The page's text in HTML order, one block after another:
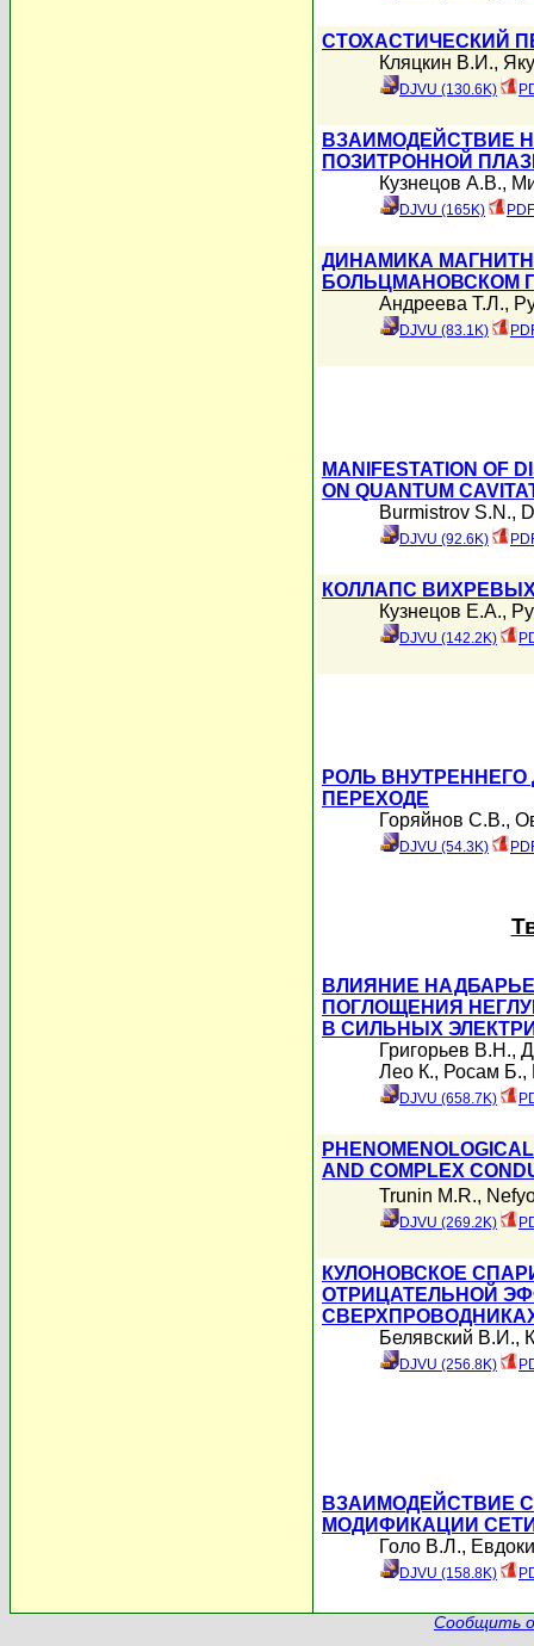
СТОХАСТИЧЕСКИЙ
Кляцкин В.И.,
DJVU (130.6K)
ВЗАИМОДЕЙСТВИЕ
ПОЗИТРОННОЙ
Кузнецов А.В.,
DJVU (165K)
ДИНАМИКА
БОЛЬЦМАНОВСКОМ
Андреева Т.Л.,
DJVU (83.1K)
MANIFESTATION OF
ON QUANTUM
Burmistrov S.N.,
DJVU (92.6K)
КОЛЛАПС
Кузнецов Е.А.,
DJVU (142.2K)
РОЛЬ
ПЕРЕХОДЕ
Горяйнов С.В.,
DJVU (54.3K)
ВЛИЯНИЕ
ПОГЛОЩЕНИЯ
В СИЛЬНЫХ
Григорьев В.Н.,
Лео К., Росам Б.,
DJVU (658.7K)
AND COMPLEX
Trunin M.R.,
DJVU (269.2K)
КУЛОНОВСКОЕ
ОТРИЦАТЕЛЬНОЙ
Белявский В.И.,
DJVU (256.8K)
ВЗАИМОДЕЙСТВИЕ
МОДИФИКАЦИИ
Голо В.Л.,
DJVU (158.8K)
Сообщить о